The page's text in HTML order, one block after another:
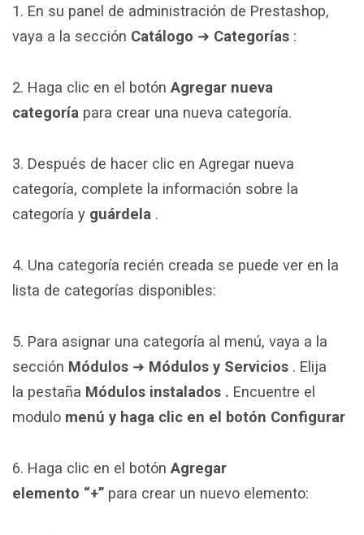
1. En su panel de administración de Prestashop,
vaya a la sección Catálogo ➜ Categorías :
2. Haga clic en el botón Agregar nueva
categoría para crear una nueva categoría.
3. Después de hacer clic en Agregar nueva
categoría, complete la información sobre la
categoría y guárdela .
4. Una categoría recién creada se puede ver en la
lista de categorías disponibles:
5. Para asignar una categoría al menú, vaya a la
sección Módulos ➜ Módulos y Servicios . Elija
la pestaña Módulos instalados . Encuentre el
modulo menú y haga clic en el botón Configurar
6. Haga clic en el botón Agregar
elemento “+” para crear un nuevo elemento: